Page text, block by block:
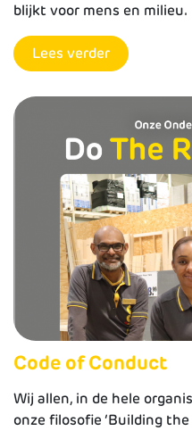
blijkt voor mens en milieu.
Lees verder
Code of Conduct
Wij allen, in de hele
onze filosofie ‘Building the